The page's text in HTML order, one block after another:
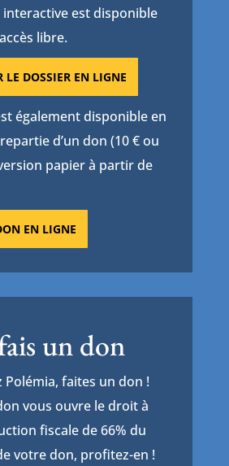
interactive est disponible
libre.
LE DOSSIER EN LIGNE
également disponible en
d’un don (10 € ou
papier à partir de
EN LIGNE
un don
Polémia, faites un don !
vous ouvre le droit à
fiscale de 66% du
votre don, profitez-en !